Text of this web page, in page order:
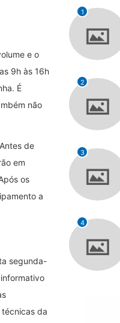
e o
9h às 16h
É
não
de
em
os
a
segunda-
da
1
2
3
4